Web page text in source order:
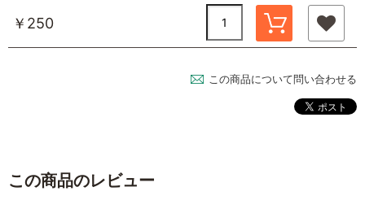
￥250
この商品について問い合わせる
この商品のレビュー